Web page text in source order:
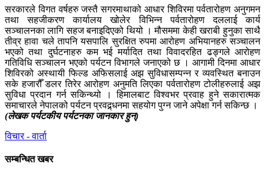
सरकारले विगत वर्षहरु जस्तै सगरमाथाको आधार शिविरमा पर्वतारोहण अनुगमन
तथा सहजीकरण कार्यालय खोलेर विभिन्न पर्वतारोहण दललाई कार्य
सञ्चालनका लागि सहज बनाइदिएको थियो । मौसममा केही खराबी हुनुका साथै
तीव्र हावा चले तापनि यसपालि सुरक्षित रुपमा आरोहण अभियानहरु सञ्चालन
भएको तथा दुर्घटनाहरु कम भई मर्यादित तथा विवादरहित ढङ्गले आरोहण
गतिविधि सञ्चालन भएको पर्यटन विभागले जनाएको छ । आगामी दिनमा आधार
शिविरको अस्थायी फिल्ड अफिसलाई अझ सुविधासम्पन्न र व्यवस्थित बनाउन
सके हजारौँ डलर तिरेर आरोहण अनुमति लिएका पर्वतारोहण टोलीहरुलाई अझ
सुविधा प्रदान गर्न सकिन्थ्यो । हिमालबाट विश्वभर प्रवाह हुने सकारात्मक
समाचारले नेपालको पर्यटन प्रवद्र्र्धनमा सहयोग पुग्न जाने अपेक्षा गर्न सकिन्छ ।
(लेखक पर्यटकीय पर्यटनका जानकार हुन्)
विचार - वार्ता
सम्बन्धित खबर